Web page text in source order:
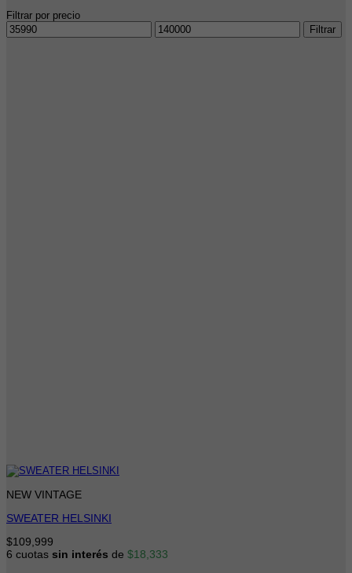
Filtrar por precio
Precio
mínimo
Precio
máximo
Filtrar
NEW VINTAGE
SWEATER HELSINKI
$109,999
6 cuotas sin interés de $18,333